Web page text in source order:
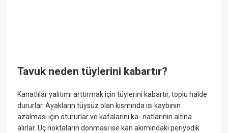
Tavuk neden tüylerini kabartır?
Kanatlılar yalıtımı arttırmak için tüylerini kabartır, toplu halde
dururlar. Ayakların tüysüz olan kısmında ısı kaybının
azalması için otururlar ve kafalarını ka- natlarının altına
alırlar. Uç noktaların donması ise kan akımındaki periyodik